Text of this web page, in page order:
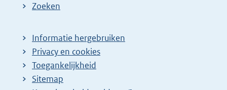
Zoeken
Informatie hergebruiken
Privacy en cookies
Toegankelijkheid
Sitemap